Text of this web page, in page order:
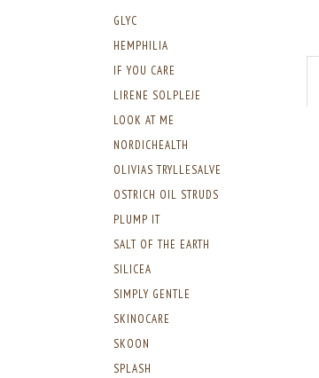
GLYC
HEMPHILIA
IF YOU CARE
LIRENE SOLPLEJE
LOOK AT ME
NORDICHEALTH
OLIVIAS TRYLLESALVE
OSTRICH OIL STRUDS
PLUMP IT
SALT OF THE EARTH
SILICEA
SIMPLY GENTLE
SKINOCARE
SKOON
SPLASH